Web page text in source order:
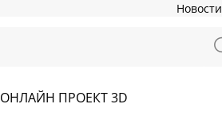
Новости
ОНЛАЙН ПРОЕКТ 3D